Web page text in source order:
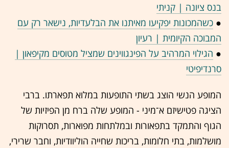
בנס ציונה | קניתי
● כשהמכונות יפקיעו מאיתנו את הבלעדיות, נישאר רק עם
המבוכה הקיומית | רעיון
● הגילוי המרהיב על הפינגווינים שמציל מטוסים מקיפאון |
סרנדיפיטי
המופע הנשי הוצג בשתי התופעות במלוא תפארתו. ברבי
הציגה פטישיזם א־מיני - המופע שלה ברח מן הפיזיות של
הגוף והתמקד בתפאורות ובמלתחות מפוארות, תסרוקות
מושלמות, בתי חלומות, בריכות שחייה הוליוודיות, וחבר שרירי,